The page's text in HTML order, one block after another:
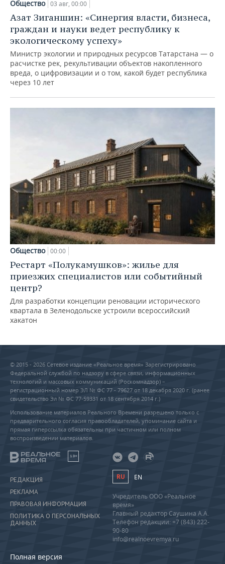
Общество 03 авг, 00:00
Азат Зиганшин: «Синергия власти, бизнеса,
граждан и науки ведет республику к
экологическому успеху»
Министр экологии и природных ресурсов Татарстана — о
расчистке рек, рекультивации объектов накопленного
вреда, о цифровизации и о том, какой будет республика
через 10 лет
Общество 00:00
Рестарт «Полукамушков»: жилье для
приезжих специалистов или событийный
центр?
Для разработки концепции реновации исторического
квартала в Зеленодольске устроили всероссийский
хакатон
© 2015 - 2026 Сетевое издание «Реальное время» Зарегистрировано
Федеральной службой по надзору в сфере связи, информационных
технологий и массовых коммуникаций (Роскомнадзор) –
регистрационный номер ЭЛ № ФС 77 - 79627 от 18 декабря 2020 г. (ранее
свидетельство Эл № ФС 77-59331 от 18 сентября 2014 г.)
Использование материалов Реального Времени разрешено только с
предварительного согласия правообладателей, упоминание сайта и
прямая гиперссылка обязательны при частичном или полном
воспроизведении материалов.
18+
РЕДАКЦИЯ
РЕКЛАМА
ПРАВОВАЯ ИНФОРМАЦИЯ
ПОЛИТИКА О ПЕРСОНАЛЬНЫХ
ДАННЫХ
Полная версия
RU EN
Учредитель ООО «Реальное
время»
Главный редактор Саушина А.А.
Телефон редакции: +7 (843) 222-
90-80
info@realnoevremya.ru